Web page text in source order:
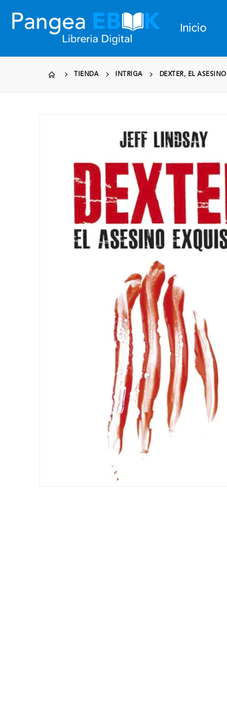
Inicio
TIENDA INTRIGA DEXTER, EL